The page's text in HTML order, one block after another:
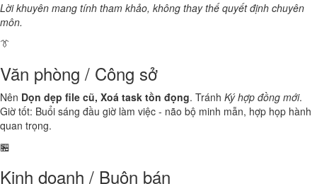
Lời khuyên mang tính tham khảo, không thay thế quyết định chuyên
môn.
👔
Văn phòng / Công sở
Nên Dọn dẹp file cũ, Xoá task tồn đọng. Tránh Ký hợp đồng mới.
Giờ tốt: Buổi sáng đầu giờ làm việc - não bộ minh mẫn, hợp họp hành
quan trọng.
🏪
Kinh doanh / Buôn bán